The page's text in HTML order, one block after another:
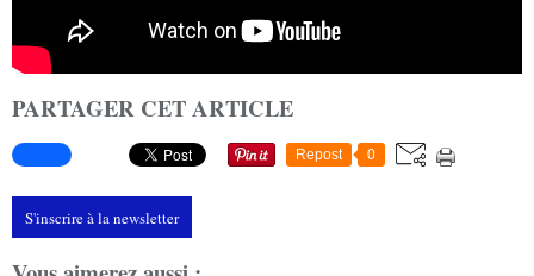
PARTAGER CET ARTICLE
Repost 0
S'inscrire à la newsletter